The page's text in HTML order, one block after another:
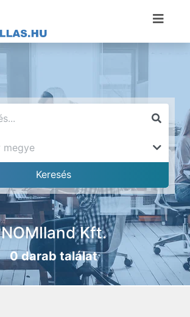
NOMIland Kft.
0 darab találat